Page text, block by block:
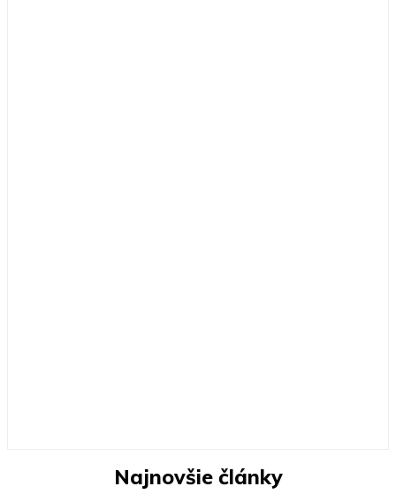
Najnovšie články